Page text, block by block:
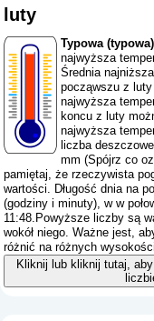
luty
Typowa
najwyższa
Średnia
począwszu z
najwyższa
koncu z luty
najwyższa
liczba
mm (Spójrz co
pamiętaj, że rzeczywista
wartości. Długość dnia na
(godziny i minuty), w w
11:48.Powyższe liczby są
wokół niego. Ważne jest,
różnić na różnych
Kliknij lub kliknij tutaj,